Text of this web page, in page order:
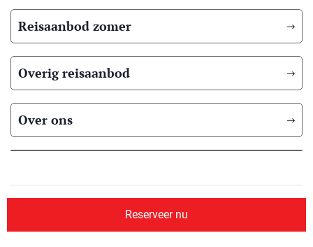
Reserveer nu
Reisaanbod zomer
Overig reisaanbod
Over ons
© 2026 Scandic Booking
Algemene voorwaarden
Privacyverklaring